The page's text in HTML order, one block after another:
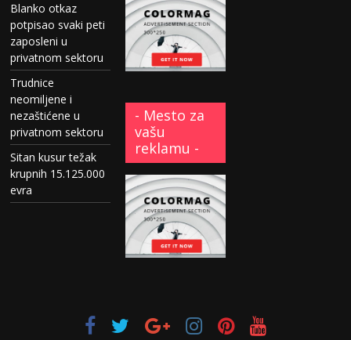
Blanko otkaz
potpisao svaki peti
zaposleni u
privatnom sektoru
Trudnice
neomiljene i
nezaštićene u
privatnom sektoru
Sitan kusur težak
krupnih 15.125.000
evra
- Mesto za
vašu
reklamu -